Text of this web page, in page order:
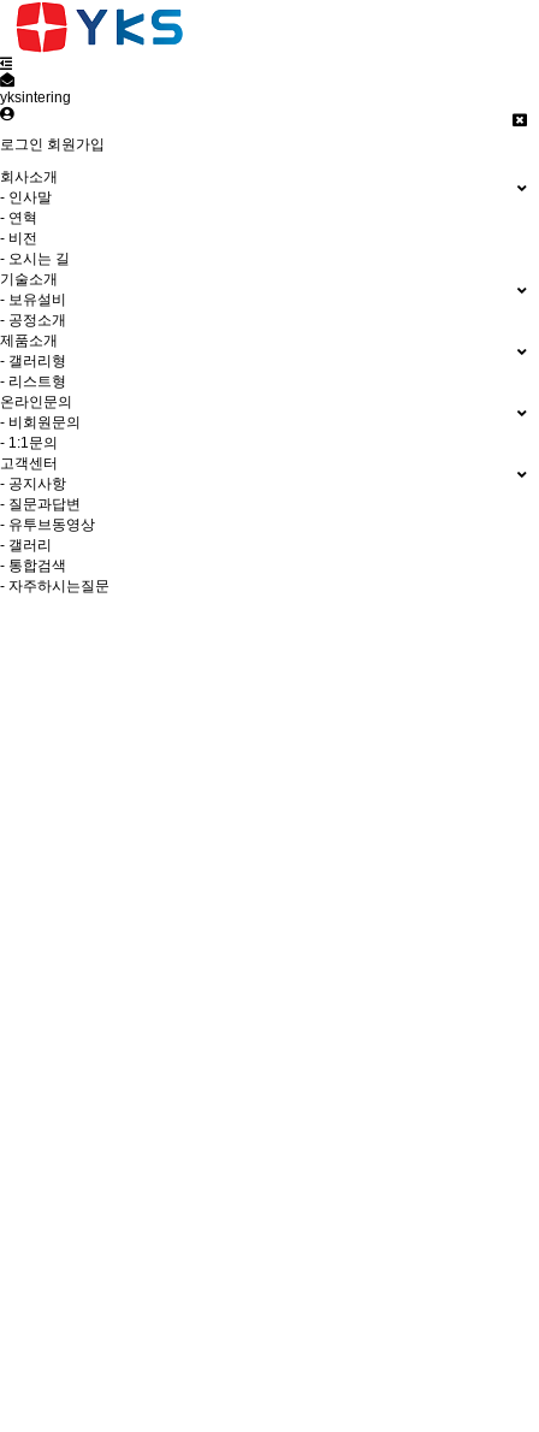
yksintering
로그인 회원가입
회사소개
- 인사말
- 연혁
- 비전
- 오시는 길
기술소개
- 보유설비
- 공정소개
제품소개
- 갤러리형
- 리스트형
온라인문의
- 비회원문의
- 1:1문의
고객센터
- 공지사항
- 질문과답변
- 유투브동영상
- 갤러리
- 통합검색
- 자주하시는질문